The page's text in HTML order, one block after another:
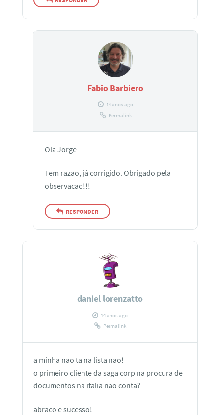
Fabio Barbiero
14 anos ago
Permalink
Ola Jorge
Tem razao, já corrigido. Obrigado pela
observacao!!!
RESPONDER
daniel lorenzatto
14 anos ago
Permalink
a minha nao ta na lista nao!
o primeiro cliente da saga corp na procura de
documentos na italia nao conta?
abraco e sucesso!